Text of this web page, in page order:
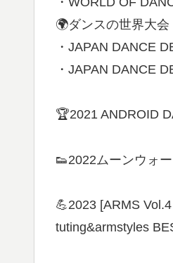
🌍ダンスの世界大会
・JAPAN DANCE
・JAPAN DANCE
🏆2021 ANDROID
👟2022ムーンウォ
💪2023 [ARMS
tuting&armstyles